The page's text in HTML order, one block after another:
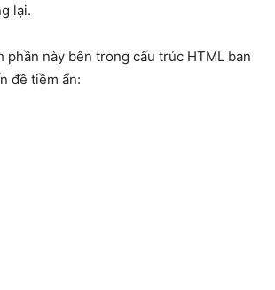
lại.
phần này bên trong cấu trúc HTML ban
đề tiềm ẩn: